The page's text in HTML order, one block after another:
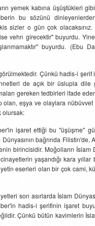
yemek kabına üşüştükleri
bu sözünü
sizler o gün çok olacaksınız.
vehn girecektir" buyurdu.
buyurdu. (Ebu
Çünkü hadis-i
de açık bir üslupla dile
gereken tedbirleri ifade
olan, eşya ve olaylara
olursak:
işaret ettiği bu "üşüşme"
bağrında Filistin'de,
birincisidir. Moğolların İslam
yaşandığı kara yıllar
eserleri olan bir çok cami,
son asırlarda İslam
hadis-i şerifinin işaret
Çünkü bütün kavimlerin